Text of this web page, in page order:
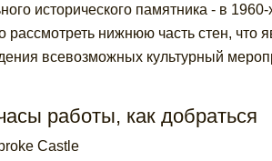
исторического памятника - в
нижнюю часть стен, что
всевозможных культурный
работы, как добраться
Castle